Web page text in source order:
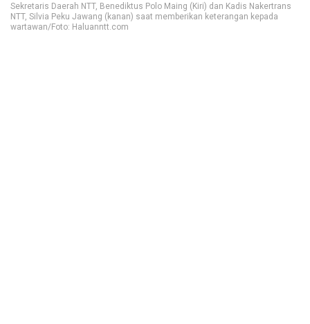
Sekretaris Daerah NTT, Benediktus Polo Maing (Kiri) dan Kadis Nakertrans
NTT, Silvia Peku Jawang (kanan) saat memberikan keterangan kepada
wartawan/Foto: Haluanntt.com